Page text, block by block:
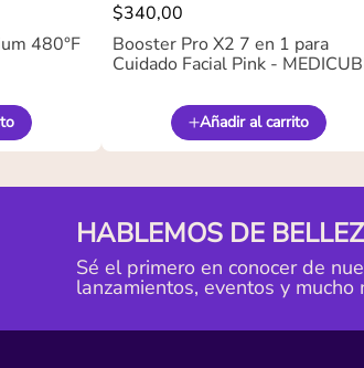
480°F
$340,00
Booster Pro X2 7 en 1 para
Cuidado Facial Pink -
Añadir al carrito
HABLEMOS DE
Sé el primero en conocer de
lanzamientos, eventos y mucho